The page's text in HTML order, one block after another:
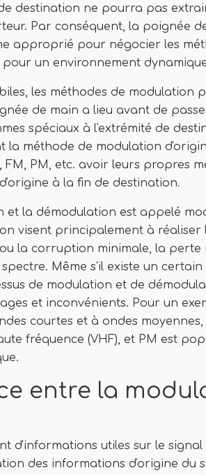
destination ne pourra pas
Par conséquent, la poignée
approprié pour négocier les
un environnement
les méthodes de modulation
de main a lieu avant de
spéciaux à l'extrémité de
méthode de modulation
PM, etc. avoir leurs propres
à la fin de destination.
et la démodulation est appelé
visent principalement à réaliser
la corruption minimale, la perte
Même s'il existe un
de modulation et de
et inconvénients. Pour un
courtes et à ondes moyennes,
fréquence (VHF), et PM est
entre la
d'informations utiles sur le
des informations d'origine du